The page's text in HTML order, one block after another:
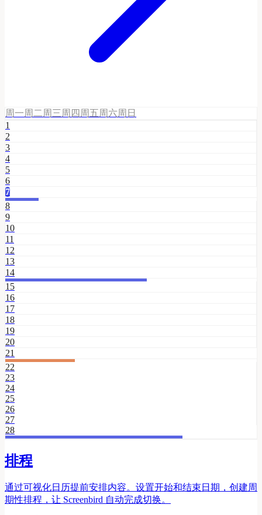
周一 周二 周三 周四 周五 周六周日
1
2
3
4
5
6
7
8
9
10
11
12
13
14
15
16
17
18
19
20
21
22
23
24
25
26
27
28
排程
通过可视化日历提前安排内容。设置开始和结束日期，创建周
期性排程，让 Screenbird 自动完成切换。